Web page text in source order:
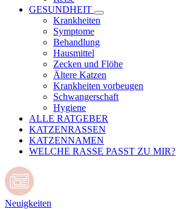
GESUNDHEIT
Krankheiten
Symptome
Behandlung
Hausmittel
Zecken und Flöhe
Ältere Katzen
Krankheiten vorbeugen
Schwangerschaft
Hygiene
ALLE RATGEBER
KATZENRASSEN
KATZENNAMEN
WELCHE RASSE PASST ZU MIR?
Neuigkeiten